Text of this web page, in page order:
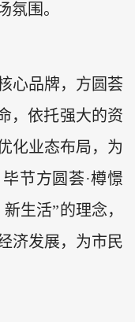
氛围。
心品牌，方圆荟
，依托强大的资
化业态布局，为
节方圆荟·樽憬
生活”的理念，
济发展，为市民